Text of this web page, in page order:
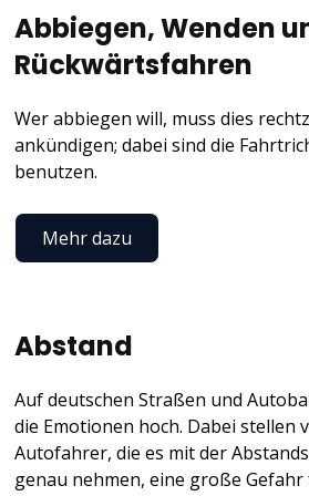
Abbiegen, Wenden
Rückwärtsfahren
Wer abbiegen will, muss dies
ankündigen; dabei sind die
benutzen.
Mehr dazu
Abstand
Auf deutschen Straßen und
die Emotionen hoch. Dabei stellen
Autofahrer, die es mit der
genau nehmen, eine große Gefahr